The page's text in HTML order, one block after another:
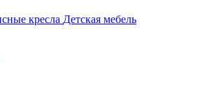
кресла Детская мебель